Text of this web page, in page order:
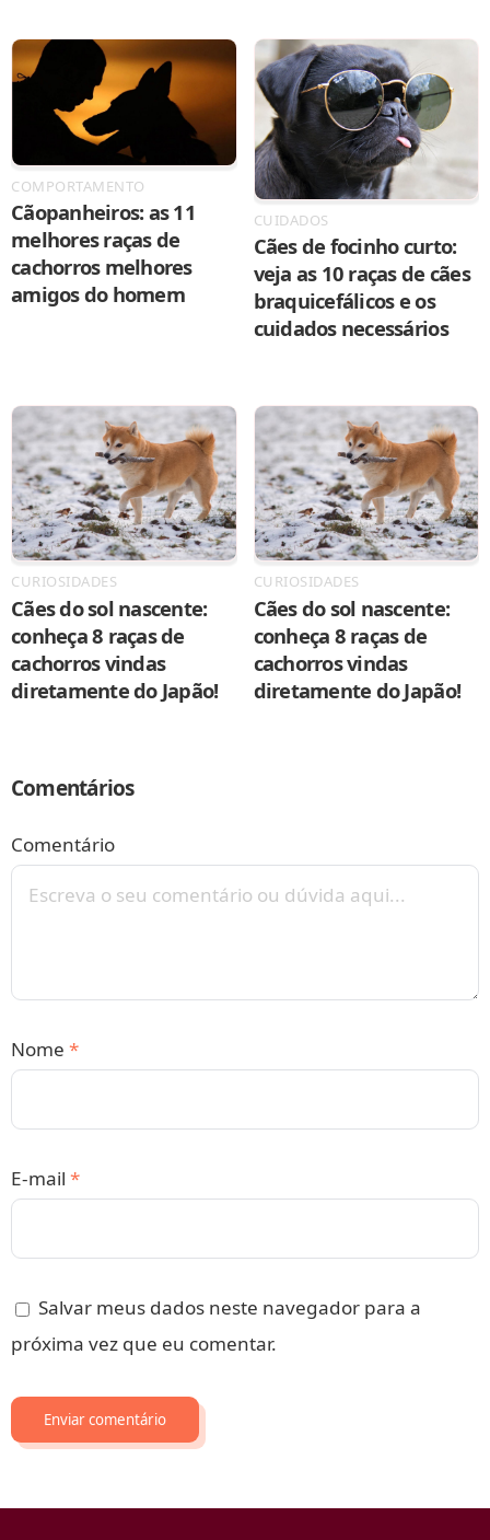
COMPORTAMENTO
Cãopanheiros: as 11
melhores raças de
cachorros melhores
amigos do homem
CUIDADOS
Cães de focinho curto:
veja as 10 raças de cães
braquicefálicos e os
cuidados necessários
CURIOSIDADES
Cães do sol nascente:
conheça 8 raças de
cachorros vindas
diretamente do Japão!
CURIOSIDADES
Cães do sol nascente:
conheça 8 raças de
cachorros vindas
diretamente do Japão!
Comentários
Comentário
Nome *
E-mail *
Salvar meus dados neste navegador para a
próxima vez que eu comentar.